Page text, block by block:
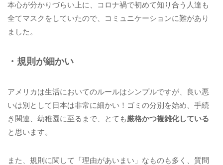
本心が分かりづらい上に、コロナ禍で初めて知り合う人達も
全てマスクをしていたので、コミュニケーションに難があり
ました。
・規則が細かい
アメリカは生活においてのルールはシンプルですが、良い悪
いは別として日本は非常に細かい！ゴミの分別を始め、手続
き関連、幼稚園に至るまで、とても厳格かつ複雑化している
と思います。
また、規則に関して「理由があいまい」なものも多く、質問